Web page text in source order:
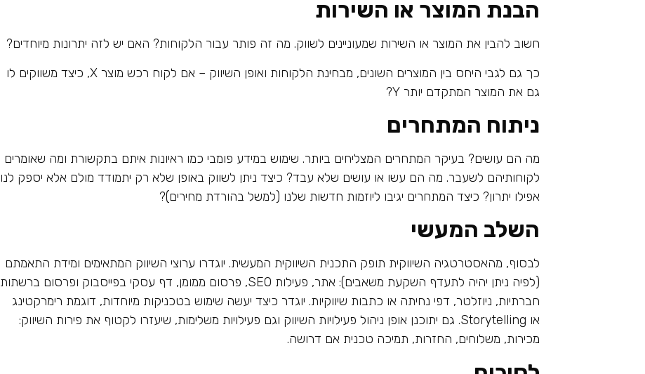
הבנת המוצר או השירות
חשוב להבין את המוצר או השירות שמעוניינים לשווק. מה זה פותר עבור הלקוחות? האם יש לזה יתרונות מיוחדים?
כך גם לגבי היחס בין המוצרים השונים, מבחינת הלקוחות ואופן השיווק – אם לקוח רכש מוצר X, כיצד משווקים לו
גם את המוצר המתקדם יותר Y?
ניתוח המתחרים
מה הם עושים? בעיקר המתחרים המצליחים ביותר. שימוש במידע פומבי כמו ראיונות איתם בתקשורת ומה שאומרים
לקוחותיהם לשעבר. מה הם עשו או עושים שלא עבד? כיצד ניתן לשווק באופן שלא רק יתמודד מולם אלא יספק לנו
אפילו יתרון? כיצד המתחרים יגיבו ליוזמות חדשות שלנו (למשל בהורדת מחירים)?
השלב המעשי
לבסוף, מהאסטרטגיה השיווקית תופק התכנית השיווקית המעשית. יוגדרו ערוצי השיווק המתאימים ומידת התאמתם
(לפיה ניתן יהיה לתעדף השקעת משאבים): אתר, פעילות SEO, פרסום ממומן, דף עסקי בפייסבוק ופרסום ברשתות
חברתיות, ניוזלטר, דפי נחיתה או כתבות שיווקיות. יוגדר כיצד יעשה שימוש בטכניקות מיוחדות, דוגמת רימרקטינג
או Storytelling. גם יתוכנן אופן ניהול פעילויות השיווק וגם פעילויות משלימות, שיעזרו לקטוף את פירות השיווק:
מכירות, משלוחים, החזרות, תמיכה טכנית אם דרושה.